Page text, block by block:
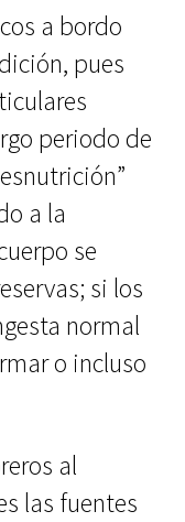
a bordo
pues
periodo de
a la
se
si los
normal
o incluso
al
las fuentes